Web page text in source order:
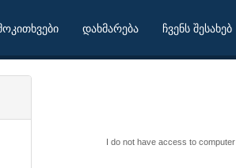
დახმარება ჩვენს შესახებ
I do not have access to computer